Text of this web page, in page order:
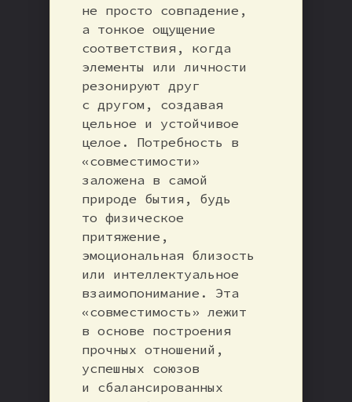
не просто совпадение,
а тонкое ощущение
соответствия, когда
элементы или личности
резонируют друг
с другом, создавая
цельное и устойчивое
целое. Потребность в
«совместимости»
заложена в самой
природе бытия, будь
то физическое
притяжение,
эмоциональная близость
или интеллектуальное
взаимопонимание. Эта
«совместимость» лежит
в основе построения
прочных отношений,
успешных союзов
и сбалансированных